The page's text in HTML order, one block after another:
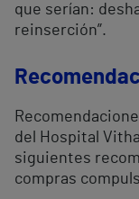
que serían:
reinserción”.
del Hospital
siguientes
compras